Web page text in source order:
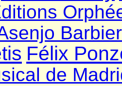
Félix
de